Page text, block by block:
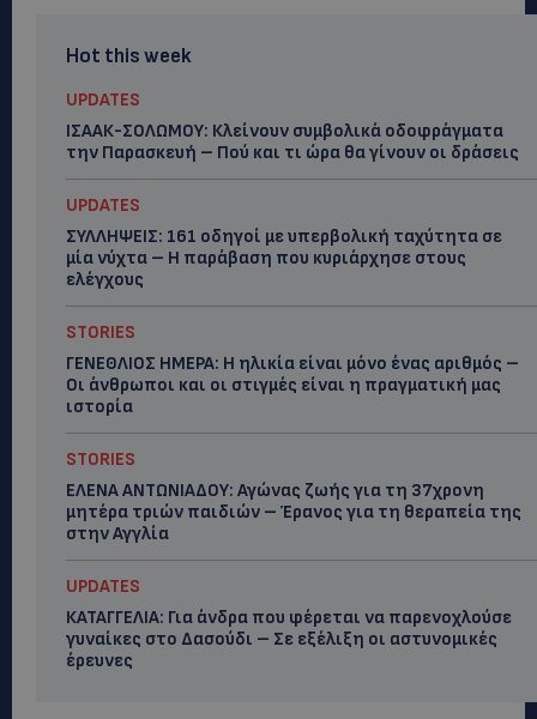
Hot this week
UPDATES
ΙΣΑΑΚ-ΣΟΛΩΜΟΥ: Κλείνουν συμβολικά οδοφράγματα
την Παρασκευή – Πού και τι ώρα θα γίνουν οι δράσεις
UPDATES
ΣΥΛΛΗΨΕΙΣ: 161 οδηγοί με υπερβολική ταχύτητα σε
μία νύχτα – Η παράβαση που κυριάρχησε στους
ελέγχους
STORIES
ΓΕΝΕΘΛΙΟΣ ΗΜΕΡΑ: Η ηλικία είναι μόνο ένας αριθμός –
Οι άνθρωποι και οι στιγμές είναι η πραγματική μας
ιστορία
STORIES
ΕΛΕΝΑ ΑΝΤΩΝΙΑΔΟΥ: Αγώνας ζωής για τη 37χρονη
μητέρα τριών παιδιών – Έρανος για τη θεραπεία της
στην Αγγλία
UPDATES
ΚΑΤΑΓΓΕΛΙΑ: Για άνδρα που φέρεται να παρενοχλούσε
γυναίκες στο Δασούδι – Σε εξέλιξη οι αστυνομικές
έρευνες